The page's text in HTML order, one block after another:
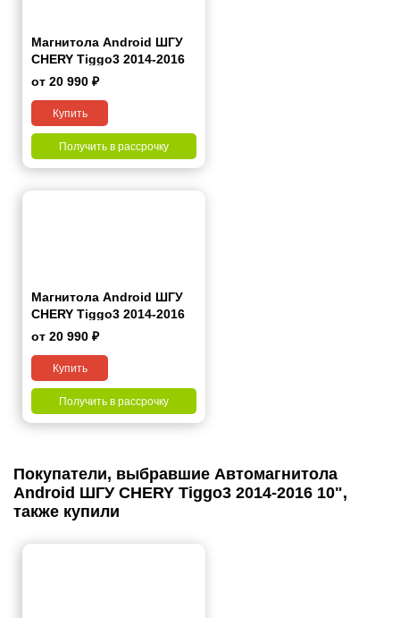
Магнитола Android ШГУ
CHERY Tiggo3 2014-2016
Гб 10 дюймов - 10.1 2/32
от 20 990 ₽
Купить
Получить в рассрочку
Магнитола Android ШГУ
CHERY Tiggo3 2014-2016
Гб 10 дюймов - 10.1 4/64
от 20 990 ₽
Купить
Получить в рассрочку
Покупатели, выбравшие Автомагнитола
Android ШГУ CHERY Tiggo3 2014-2016 10",
также купили